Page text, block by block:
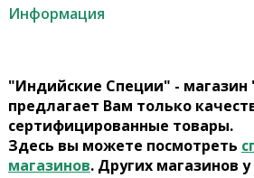
Информация
"Индийские Специи" -
предлагает Вам только
сертифицированные товары.
Здесь вы можете посмотреть
магазинов. Других магазинов у